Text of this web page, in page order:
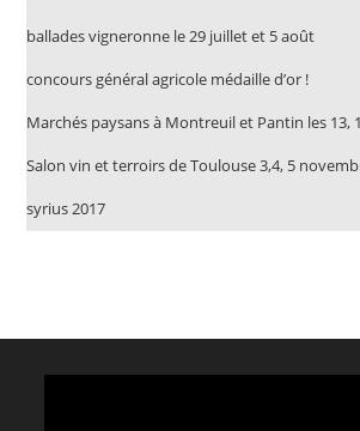
ballades vigneronne le 29 juillet et 5 août
concours général agricole médaille d’or !
Marchés paysans à Montreuil et Pantin les 13,
Salon vin et terroirs de Toulouse 3,4, 5
syrius 2017